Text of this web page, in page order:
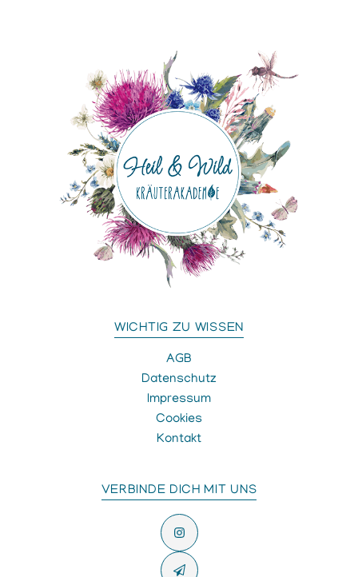
WICHTIG ZU WISSEN
AGB
Datenschutz
Impressum
Cookies
Kontakt
VERBINDE DICH MIT UNS